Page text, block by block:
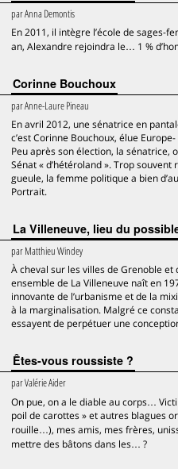
parAnna Demontis
En 2011, il intègre l’école de sages-
an, Alexandre rejoindra le… 1 %
Corinne Bouchoux
parAnne-Laure Pineau
En avril 2012, une sénatrice en
c’est Corinne Bouchoux, élue
Peu après son élection, la sénatrice,
Sénat « d’hétéroland ». Trop
gueule, la femme politique a bien
Portrait.
La Villeneuve, lieu du
parMatthieu Windey
À cheval sur les villes de Grenoble et
ensemble de La Villeneuve naît en
innovante de l’urbanisme et de la
à la marginalisation. Malgré ce
essayent de perpétuer une
Êtes-vous roussiste ?
parValérie Aider
On pue, on a le diable au corps…
poil de carottes » et autres blagues
rouille…), mes amis, mes frères,
mettre des bâtons dans les… ?